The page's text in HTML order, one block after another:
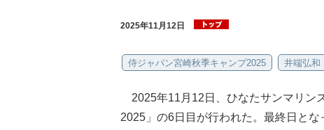
2025年11月12日
侍ジャパン宮崎秋季キャンプ2025 井端弘和
2025年11月12日、ひなたサンマリン
2025」の6日目が行われた。最終日と